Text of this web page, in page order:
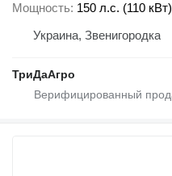
Мощность 150 л.с. (110 кВт)
Украина, Звенигородка
ТриДаАгро